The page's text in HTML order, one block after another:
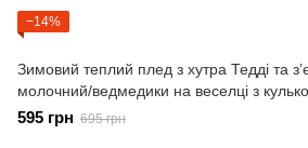
−14%
Зимовий теплий плед з хутра Тедді та
молочний/ведмедики на веселці з
595 грн 695 грн